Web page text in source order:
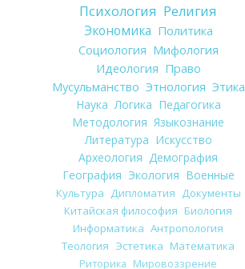
Психология Религия
Экономика Политика
Социология Мифология
Идеология Право
Мусульманство Этнология Этика
Наука Логика Педагогика
Методология Языкознание
Литература Искусство
Археология Демография
География Экология Военные
Культура Дипломатия Документы
Китайская философия Биология
Информатика Антропология
Теология Эстетика Математика
Риторика Мировоззрение